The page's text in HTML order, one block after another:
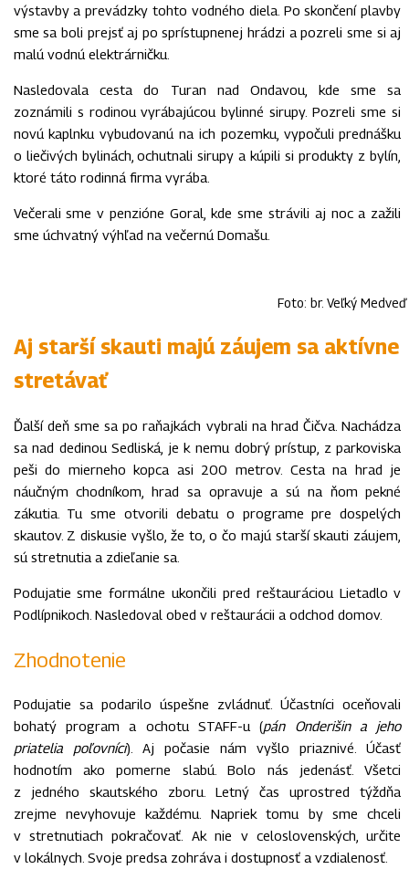
výstavby a prevádzky tohto vodného diela. Po skončení plavby
sme sa boli prejsť aj po sprístupnenej hrádzi a pozreli sme si aj
malú vodnú elektrárničku.
Nasledovala cesta do Turan nad Ondavou, kde sme sa
zoznámili s rodinou vyrábajúcou bylinné sirupy. Pozreli sme si
novú kaplnku vybudovanú na ich pozemku, vypočuli prednášku
o liečivých bylinách, ochutnali sirupy a kúpili si produkty z bylín,
ktoré táto rodinná firma vyrába.
Večerali sme v penzióne Goral, kde sme strávili aj noc a zažili
sme úchvatný výhľad na večernú Domašu.
Foto: br. Veľký Medveď
Aj starší skauti majú záujem sa aktívne
stretávať
Ďalší deň sme sa po raňajkách vybrali na hrad Čičva. Nachádza
sa nad dedinou Sedliská, je k nemu dobrý prístup, z parkoviska
peši do mierneho kopca asi 200 metrov. Cesta na hrad je
náučným chodníkom, hrad sa opravuje a sú na ňom pekné
zákutia. Tu sme otvorili debatu o programe pre dospelých
skautov. Z diskusie vyšlo, že to, o čo majú starší skauti záujem,
sú stretnutia a zdieľanie sa.
Podujatie sme formálne ukončili pred reštauráciou Lietadlo v
Podlípnikoch. Nasledoval obed v reštaurácii a odchod domov.
Zhodnotenie
Podujatie sa podarilo úspešne zvládnuť. Účastníci oceňovali
bohatý program a ochotu STAFF-u (pán Onderišin a jeho
priatelia poľovníci). Aj počasie nám vyšlo priaznivé. Účasť
hodnotím ako pomerne slabú. Bolo nás jedenásť. Všetci
z jedného skautského zboru. Letný čas uprostred týždňa
zrejme nevyhovuje každému. Napriek tomu by sme chceli
v stretnutiach pokračovať. Ak nie v celoslovenských, určite
v lokálnych. Svoje predsa zohráva i dostupnosť a vzdialenosť.